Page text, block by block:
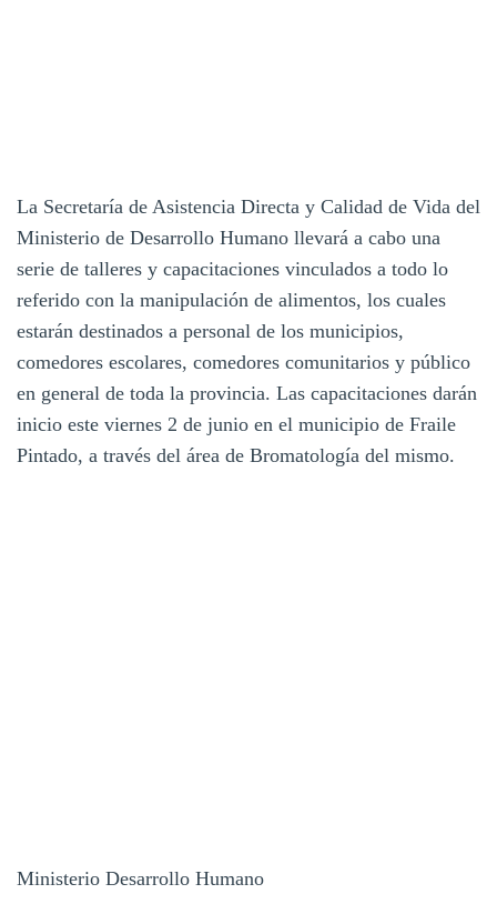
La Secretaría de Asistencia Directa y Calidad de Vida del
Ministerio de Desarrollo Humano llevará a cabo una
serie de talleres y capacitaciones vinculados a todo lo
referido con la manipulación de alimentos, los cuales
estarán destinados a personal de los municipios,
comedores escolares, comedores comunitarios y público
en general de toda la provincia. Las capacitaciones darán
inicio este viernes 2 de junio en el municipio de Fraile
Pintado, a través del área de Bromatología del mismo.
Ministerio Desarrollo Humano